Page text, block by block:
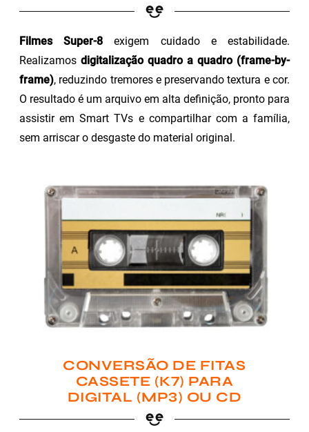
Filmes Super-8 exigem cuidado e estabilidade.
Realizamos digitalização quadro a quadro (frame-by-
frame), reduzindo tremores e preservando textura e cor.
O resultado é um arquivo em alta definição, pronto para
assistir em Smart TVs e compartilhar com a família,
sem arriscar o desgaste do material original.
CONVERSÃO DE FITAS
CASSETE (K7) PARA
DIGITAL (MP3) OU CD